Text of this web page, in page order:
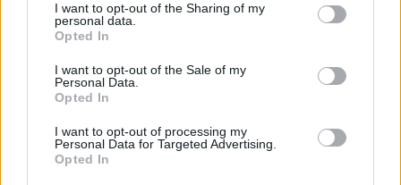
disclose it to other third parties.
Please note that this website/app uses one or more Google
services and may gather and store information including but
not limited to your visit or usage behaviour. You may click to
grant or deny consent to Google and its third-party tags to
consent section.
I want to opt-out of the Sharing of my
personal data.
Opted In
I want to opt-out of the Sale of my
Personal Data.
Opted In
I want to opt-out of processing my
Personal Data for Targeted Advertising.
Opted In
Il rubinetto di Rabat
Da Kiev a Roma, istruzioni per fabbricare un nemico interno